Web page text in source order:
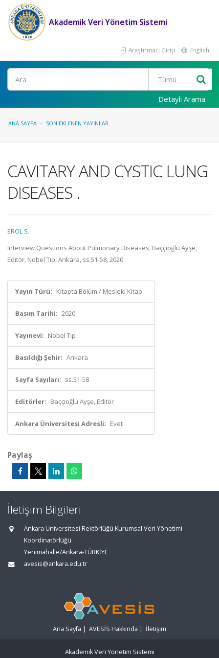
Akademik Veri Yönetim Sistemi
Araştırmacı Girişi English
Ara
Detaylı Arama
ANA SAYFA SON EKLENEN YAYINLAR
CAVITARY AND CYSTIC LUNG
DISEASES .
EROL S.
Interview Questions About Pulmonary Diseases, Baççıoğlu Ayşe,
Editör, Nobel Tıp, Ankara, ss.51-58, 2020
Yayın Türü: Kitapta Bölüm / Mesleki Kitap
Basım Tarihi: 2020
Yayınevi: Nobel Tıp
Basıldığı Şehir: Ankara
Sayfa Sayıları: ss.51-58
Editörler: Baççıoğlu Ayşe, Editör
Ankara Üniversitesi Adresli: Evet
Paylaş
İletişim Bilgileri
Ankara Üniversitesi Rektörlüğü Kurumsal Veri Yönetimi
Koordinatörlüğü
Yenimahalle/Ankara-TÜRKİYE
avesis@ankara.edu.tr
Ana Sayfa | AVESİS Hakkında | İletişim
Akademik Veri Yönetim Sistemi